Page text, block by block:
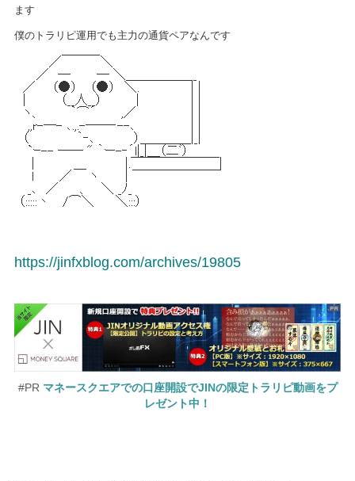
ます
僕のトラリピ運用でも主力の通貨ペアなんです
https://jinfxblog.com/archives/19805
#PR マネースクエアでの口座開設でJINの限定トラリピ動画をプ
レゼント中！